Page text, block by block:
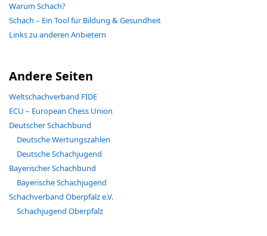
Warum Schach?
Schach – Ein Tool für Bildung & Gesundheit
Links zu anderen Anbietern
Andere Seiten
Weltschachverband FIDE
ECU – European Chess Union
Deutscher Schachbund
Deutsche Wertungszahlen
Deutsche Schachjugend
Bayerischer Schachbund
Bayerische Schachjugend
Schachverband Oberpfalz e.V.
Schachjugend Oberpfalz